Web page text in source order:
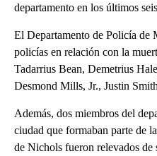
departamento en los últimos
El Departamento de Policía de
policías en relación con la
Tadarrius Bean, Demetrius
Desmond Mills, Jr., Justin
Además, dos miembros del
ciudad que formaban parte de
de Nichols fueron relevados